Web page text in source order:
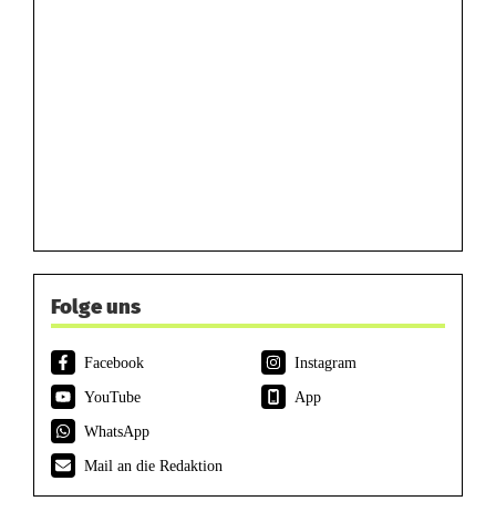
Folge uns
Facebook
Instagram
YouTube
App
WhatsApp
Mail an die Redaktion